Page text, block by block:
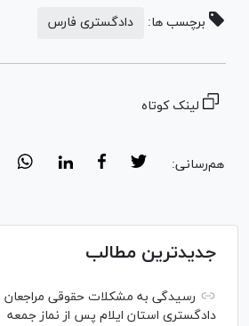
برچسب ها: دادگستری فارس
لینک کوتاه
هم‌رسانی:
جدیدترین مطالب
رسیدگی به مشکلات حقوقی
دادگستری استان ایلام پس از نماز جمعه